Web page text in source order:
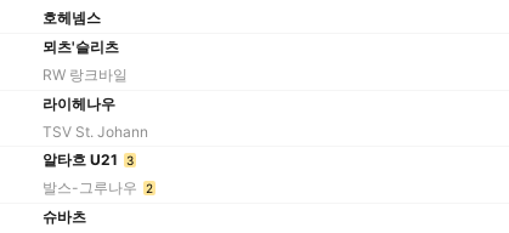
호헤넴스
뫼츠'슬리츠
RW 랑크바일
라이헤나우
TSV St. Johann
알타흐 U21
3
발스-그루나우 2
슈바츠